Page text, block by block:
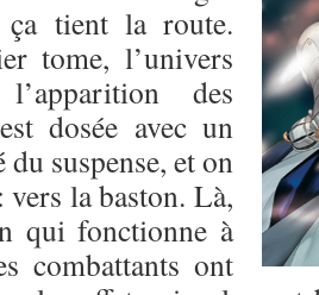
ça tient la route.
tome, l’univers
des
dosée avec un
suspense, et on
la baston. Là,
qui fonctionne à
combattants ont